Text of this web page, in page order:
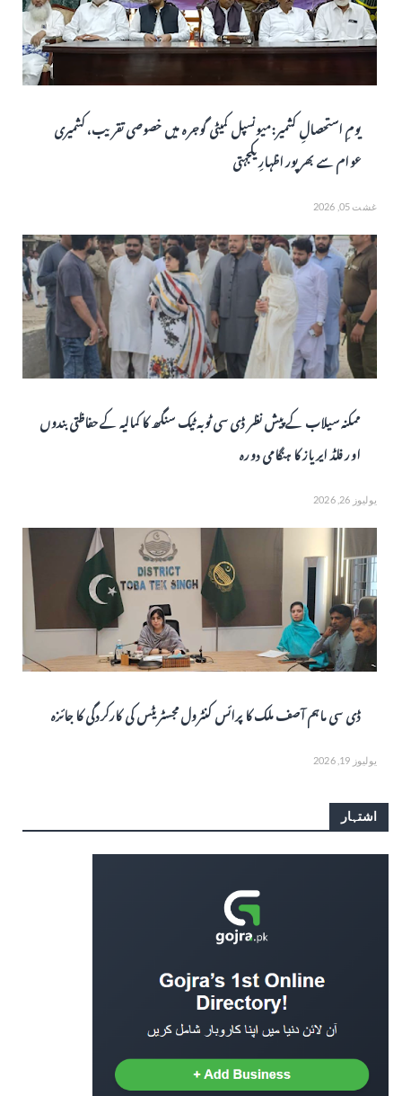
یومِ استحصالِ کشمیر: میونسپل کمیٹی گوجرہ میں خصوصی تقریب، کشمیری
عوام سے بھرپور اظہارِ یکجہتی
غشت 05, 2026
ممکنہ سیلاب کے پیش نظر ڈی سی ٹوبہ ٹیک سنگھ کا کمالیہ کے حفاظتی بندوں
اور فلڈ ایریاز کا ہنگامی دورہ
يوليوز 26, 2026
ڈی سی ماہم آصف ملک کا پرائس کنٹرول مجسٹریٹس کی کارکردگی کا جائزہ
يوليوز 19, 2026
اشتہار